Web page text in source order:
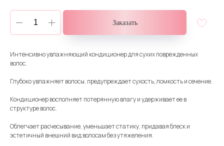
Заказать
Интенсивно увлажняющий кондиционер для сухих поврежденных
волос.
Глубоко увлажняет волосы, предупреждает сухость, ломкость и сечение.
Кондиционер восполняет потерянную влагу и удерживает ее в
структуре волос.
Облегчает расчесывание, уменьшает статику, придавая блеск и
эстетичный внешний вид волосам без утяжеления.